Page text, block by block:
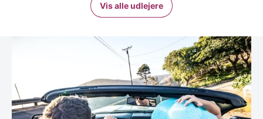
Vis alle udlejere